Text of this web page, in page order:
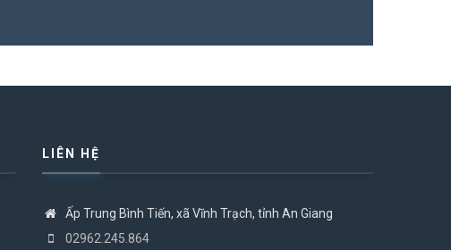
LIÊN HỆ
Ấp Trung Bình Tiến, xã Vĩnh Trạch, tỉnh An Giang
02962.245.864